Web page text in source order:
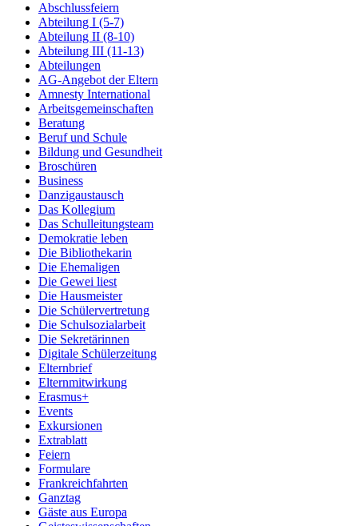
Abschlussfeiern
Abteilung I (5-7)
Abteilung II (8-10)
Abteilung III (11-13)
Abteilungen
AG-Angebot der Eltern
Amnesty International
Arbeitsgemeinschaften
Beratung
Beruf und Schule
Bildung und Gesundheit
Broschüren
Business
Danzigaustausch
Das Kollegium
Das Schulleitungsteam
Demokratie leben
Die Bibliothekarin
Die Ehemaligen
Die Gewei liest
Die Hausmeister
Die Schülervertretung
Die Schulsozialarbeit
Die Sekretärinnen
Digitale Schülerzeitung
Elternbrief
Elternmitwirkung
Erasmus+
Events
Exkursionen
Extrablatt
Feiern
Formulare
Frankreichfahrten
Ganztag
Gäste aus Europa